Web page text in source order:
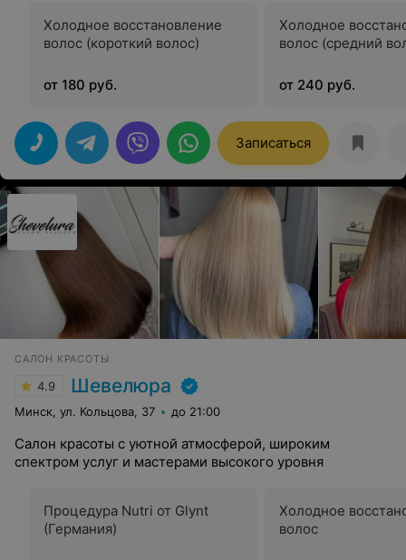
Холодное восстановление
волос (короткий волос)
от 180 руб.
Холодное
волос (средний
от 240 руб.
Записаться
САЛОН КРАСОТЫ
4.9 Шевелюра
Минск, ул. Кольцова, 37 до 21:00
Салон красоты с уютной атмосферой, широким
спектром услуг и мастерами высокого уровня
Процедура Nutri от Glynt
(Германия)
Холодное
волос